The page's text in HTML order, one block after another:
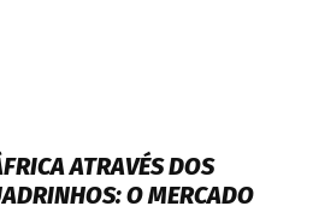
ATRAVÉS DOS
O MERCADO